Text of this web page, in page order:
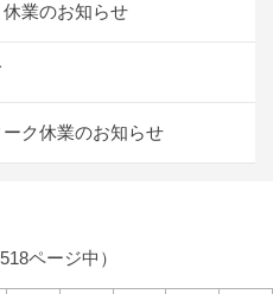
業のお知らせ
ク休業のお知らせ
ページ中）